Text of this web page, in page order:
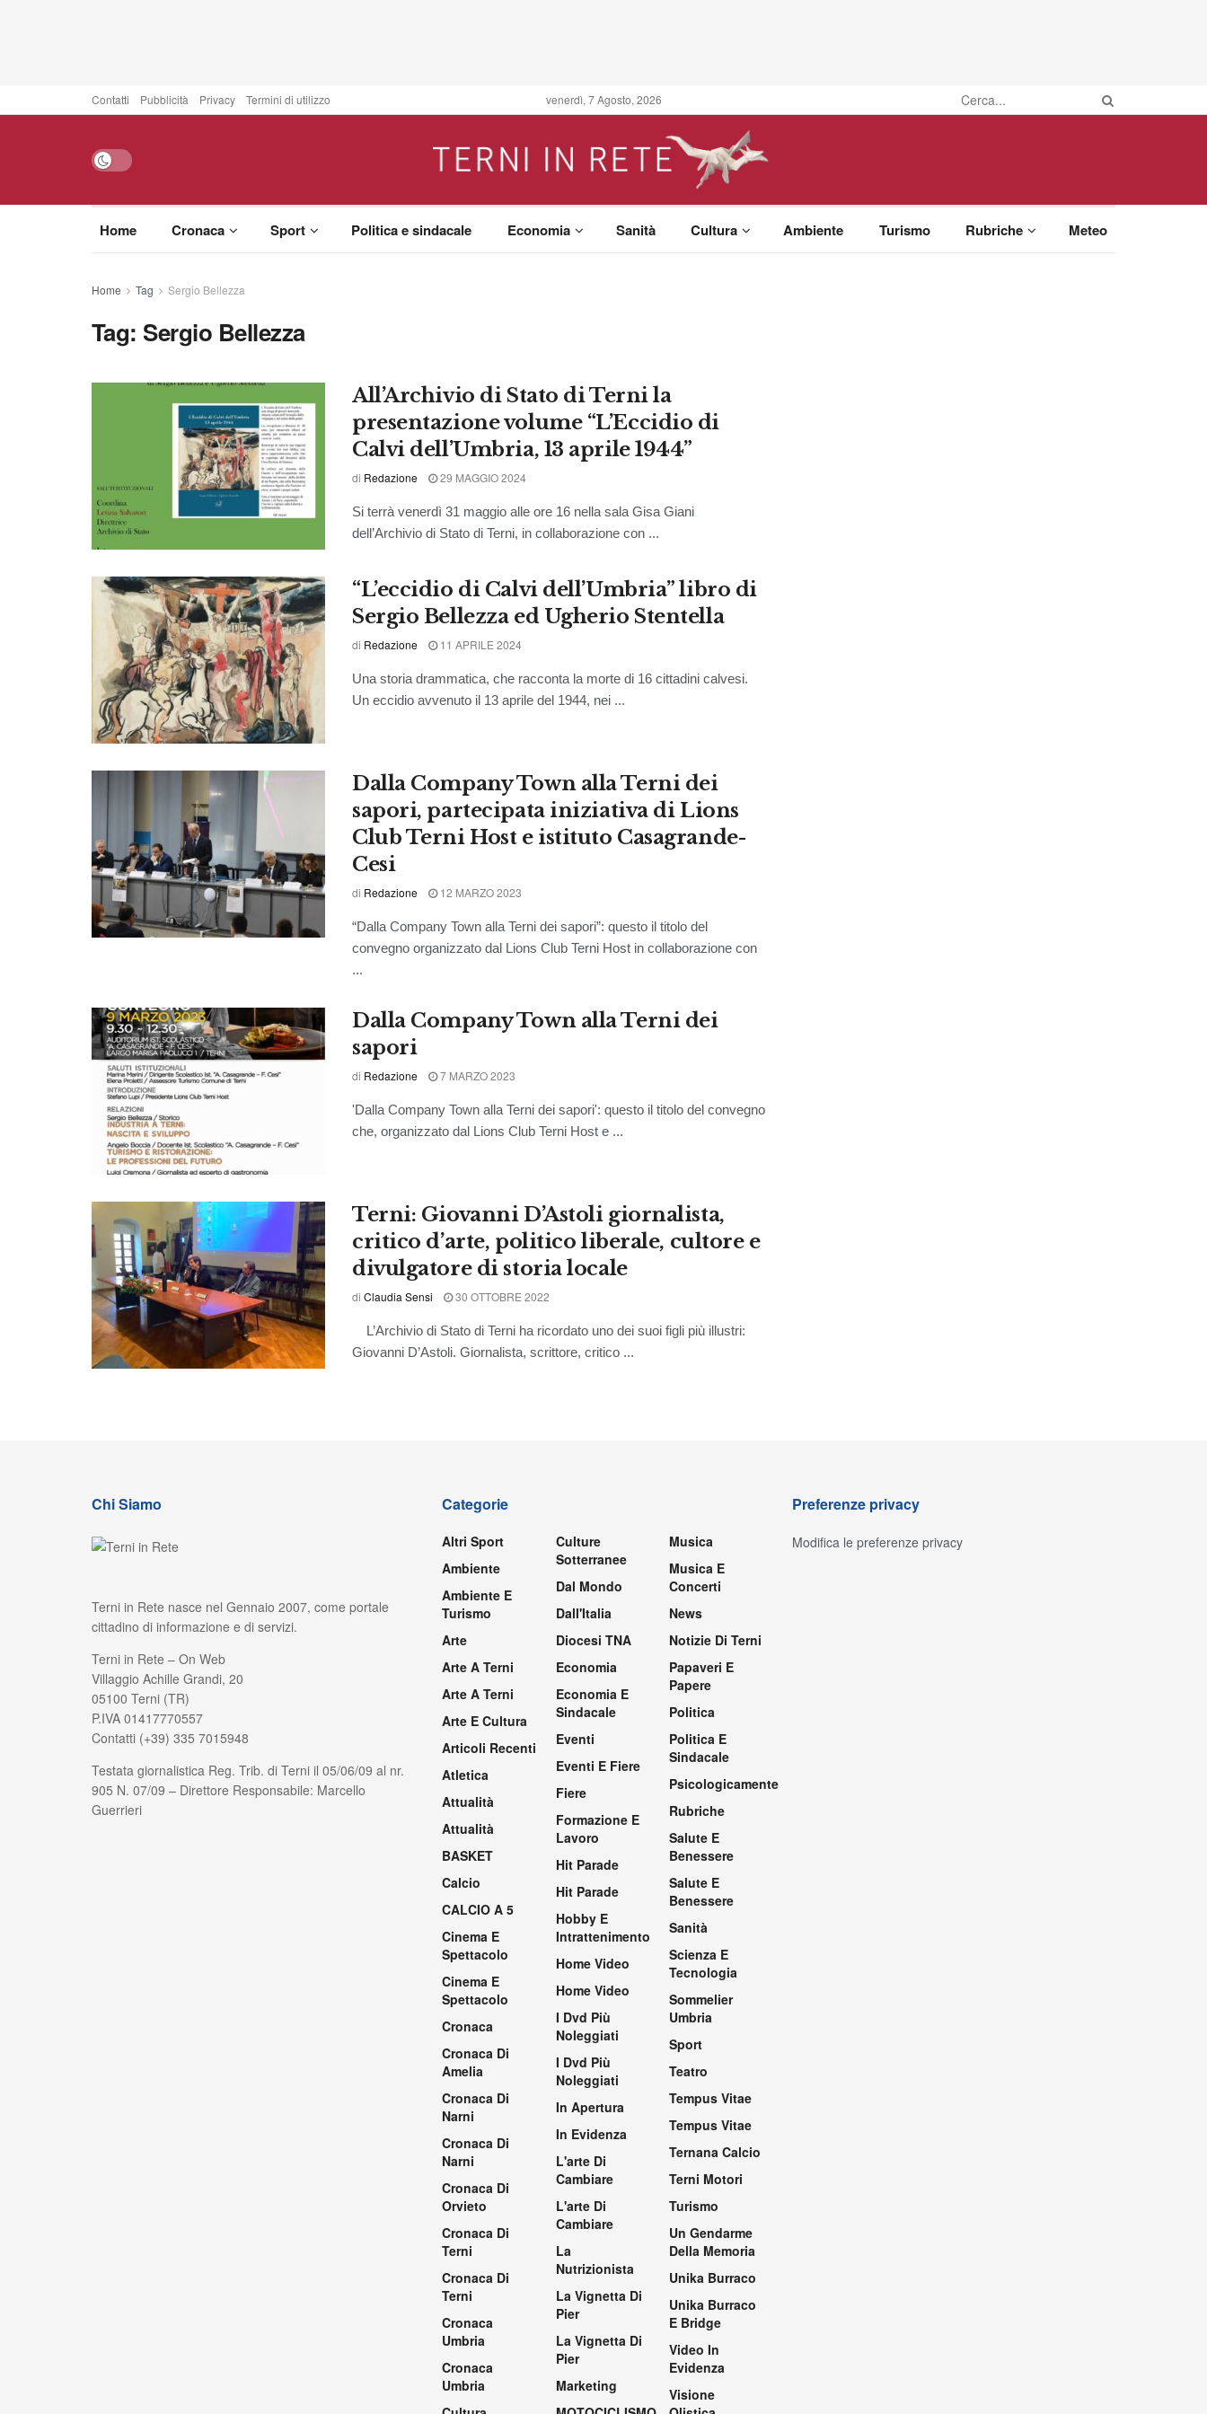
Contatti Pubblicità Privacy Termini di utilizzo venerdì, 7 Agosto, 2026
Home Cronaca Sport Politica e sindacale Economia Sanità Cultura Ambiente Turismo Rubriche Meteo
Home Tag Sergio Bellezza
Tag: Sergio Bellezza
All’Archivio di Stato di Terni la
presentazione volume “L’Eccidio di
Calvi dell’Umbria, 13 aprile 1944”
di Redazione 29 MAGGIO 2024
Si terrà venerdì 31 maggio alle ore 16 nella sala Gisa Giani
dell’Archivio di Stato di Terni, in collaborazione con ...
“L’eccidio di Calvi dell’Umbria” libro di
Sergio Bellezza ed Ugherio Stentella
di Redazione 11 APRILE 2024
Una storia drammatica, che racconta la morte di 16 cittadini calvesi.
Un eccidio avvenuto il 13 aprile del 1944, nei ...
Dalla Company Town alla Terni dei
sapori, partecipata iniziativa di Lions
Club Terni Host e istituto Casagrande-
Cesi
di Redazione 12 MARZO 2023
“Dalla Company Town alla Terni dei sapori”: questo il titolo del
convegno organizzato dal Lions Club Terni Host in collaborazione con
...
Dalla Company Town alla Terni dei
sapori
di Redazione 7 MARZO 2023
'Dalla Company Town alla Terni dei sapori': questo il titolo del convegno
che, organizzato dal Lions Club Terni Host e ...
Terni: Giovanni D’Astoli giornalista,
critico d’arte, politico liberale, cultore e
divulgatore di storia locale
di Claudia Sensi 30 OTTOBRE 2022
L’Archivio di Stato di Terni ha ricordato uno dei suoi figli più illustri:
Giovanni D’Astoli. Giornalista, scrittore, critico ...
Chi Siamo
Terni in Rete nasce nel Gennaio 2007, come portale
cittadino di informazione e di servizi.
Terni in Rete – On Web
Villaggio Achille Grandi, 20
05100 Terni (TR)
P.IVA 01417770557
Contatti (+39) 335 7015948
Testata giornalistica Reg. Trib. di Terni il 05/06/09 al nr.
905 N. 07/09 – Direttore Responsabile: Marcello
Guerrieri
Categorie
Altri Sport
Ambiente
Ambiente E
Turismo
Arte
Arte A Terni
Arte A Terni
Arte E Cultura
Articoli Recenti
Atletica
Attualità
Attualità
BASKET
Calcio
CALCIO A 5
Cinema E
Spettacolo
Cinema E
Spettacolo
Cronaca
Cronaca Di
Amelia
Cronaca Di
Narni
Cronaca Di
Narni
Cronaca Di
Orvieto
Cronaca Di
Terni
Cronaca Di
Terni
Cronaca
Umbria
Cronaca
Umbria
Culture
Sotterranee
Dal Mondo
Dall'Italia
Diocesi TNA
Economia
Economia E
Sindacale
Eventi
Eventi E Fiere
Fiere
Formazione E
Lavoro
Hit Parade
Hit Parade
Hobby E
Intrattenimento
Home Video
Home Video
I Dvd Più
Noleggiati
I Dvd Più
Noleggiati
In Apertura
In Evidenza
L'arte Di
Cambiare
L'arte Di
Cambiare
La
Nutrizionista
La Vignetta Di
Pier
La Vignetta Di
Pier
Marketing
Musica
Musica E
Concerti
News
Notizie Di Terni
Papaveri E
Papere
Politica
Politica E
Sindacale
Psicologicamente
Rubriche
Salute E
Benessere
Salute E
Benessere
Sanità
Scienza E
Tecnologia
Sommelier
Umbria
Sport
Teatro
Tempus Vitae
Tempus Vitae
Ternana Calcio
Terni Motori
Turismo
Un Gendarme
Della Memoria
Unika Burraco
Unika Burraco
E Bridge
Video In
Evidenza
Visione
Preferenze privacy
Modifica le preferenze privacy